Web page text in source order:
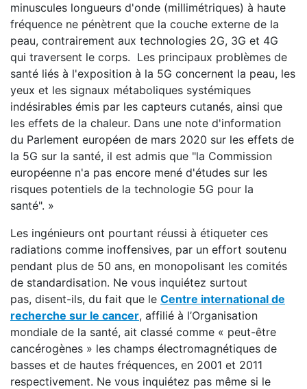
minuscules longueurs d'onde (millimétriques) à haute
fréquence ne pénètrent que la couche externe de la
peau, contrairement aux technologies 2G, 3G et 4G
qui traversent le corps. Les principaux problèmes de
santé liés à l'exposition à la 5G concernent la peau, les
yeux et les signaux métaboliques systémiques
indésirables émis par les capteurs cutanés, ainsi que
les effets de la chaleur. Dans une note d'information
du Parlement européen de mars 2020 sur les effets de
la 5G sur la santé, il est admis que "la Commission
européenne n'a pas encore mené d'études sur les
risques potentiels de la technologie 5G pour la
santé". »
Les ingénieurs ont pourtant réussi à étiqueter ces
radiations comme inoffensives, par un effort soutenu
pendant plus de 50 ans, en monopolisant les comités
de standardisation. Ne vous inquiétez surtout
pas, disent-ils, du fait que le Centre international de
recherche sur le cancer, affilié à l’Organisation
mondiale de la santé, ait classé comme « peut-être
cancérogènes » les champs électromagnétiques de
basses et de hautes fréquences, en 2001 et 2011
respectivement. Ne vous inquiétez pas même si le